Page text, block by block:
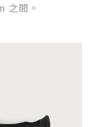
之間。